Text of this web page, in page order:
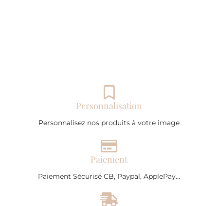
Personnalisation
Personnalisez nos produits à votre image
Paiement
Paiement Sécurisé CB, Paypal, ApplePay…